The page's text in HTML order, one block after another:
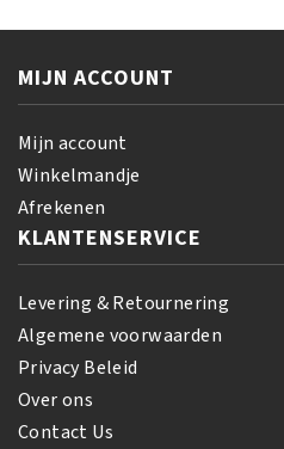
65
gr
aantal
MIJN ACCOUNT
Mijn account
Winkelmandje
Afrekenen
KLANTENSERVICE
Levering & Retournering
Algemene voorwaarden
Privacy Beleid
Over ons
Contact Us